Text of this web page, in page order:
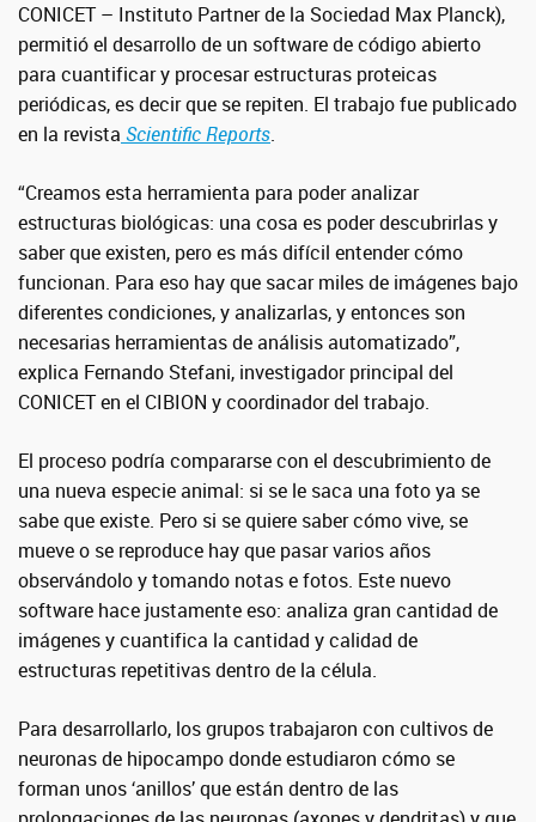
CONICET – Instituto Partner de la Sociedad Max Planck),
permitió el desarrollo de un software de código abierto
para cuantificar y procesar estructuras proteicas
periódicas, es decir que se repiten. El trabajo fue publicado
en la revista Scientific Reports.
“Creamos esta herramienta para poder analizar
estructuras biológicas: una cosa es poder descubrirlas y
saber que existen, pero es más difícil entender cómo
funcionan. Para eso hay que sacar miles de imágenes bajo
diferentes condiciones, y analizarlas, y entonces son
necesarias herramientas de análisis automatizado”,
explica Fernando Stefani, investigador principal del
CONICET en el CIBION y coordinador del trabajo.
El proceso podría compararse con el descubrimiento de
una nueva especie animal: si se le saca una foto ya se
sabe que existe. Pero si se quiere saber cómo vive, se
mueve o se reproduce hay que pasar varios años
observándolo y tomando notas e fotos. Este nuevo
software hace justamente eso: analiza gran cantidad de
imágenes y cuantifica la cantidad y calidad de
estructuras repetitivas dentro de la célula.
Para desarrollarlo, los grupos trabajaron con cultivos de
neuronas de hipocampo donde estudiaron cómo se
forman unos ‘anillos’ que están dentro de las